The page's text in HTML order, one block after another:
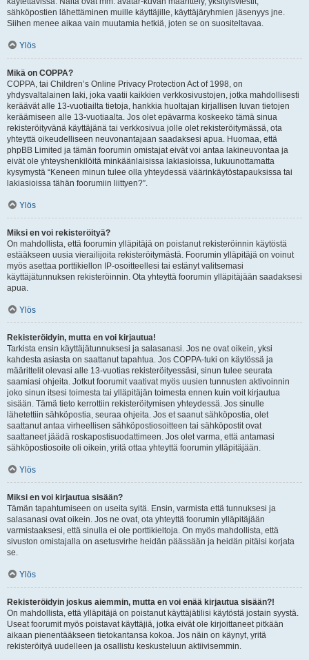
sähköpostien lähettäminen muille käyttäjille, käyttäjäryhmien jäsenyys jne.
Siihen menee aikaa vain muutamia hetkiä, joten se on suositeltavaa.
Ylös
Mikä on COPPA?
COPPA, tai Children’s Online Privacy Protection Act of 1998, on
yhdysvaltalainen laki, joka vaatii kaikkien verkkosivustojen, jotka mahdollisesti
keräävät alle 13-vuotiailta tietoja, hankkia huoltajan kirjallisen luvan tietojen
keräämiseen alle 13-vuotiaalta. Jos olet epävarma koskeeko tämä sinua
rekisteröityvänä käyttäjänä tai verkkosivua jolle olet rekisteröitymässä, ota
yhteyttä oikeudelliseen neuvonantajaan saadaksesi apua. Huomaa, että
phpBB Limited ja tämän foorumin omistajat eivät voi antaa lakineuvontaa ja
eivät ole yhteyshenkilöitä minkäänlaisissa lakiasioissa, lukuunottamatta
kysymystä “Keneen minun tulee olla yhteydessä väärinkäytöstapauksissa tai
lakiasioissa tähän foorumiin liittyen?”.
Ylös
Miksi en voi rekisteröityä?
On mahdollista, että foorumin ylläpitäjä on poistanut rekisteröinnin käytöstä
estääkseen uusia vierailijoita rekisteröitymästä. Foorumin ylläpitäjä on voinut
myös asettaa porttikiellon IP-osoitteellesi tai estänyt valitsemasi
käyttäjätunnuksen rekisteröinnin. Ota yhteyttä foorumin ylläpitäjään saadaksesi
apua.
Ylös
Rekisteröidyin, mutta en voi kirjautua!
Tarkista ensin käyttäjätunnuksesi ja salasanasi. Jos ne ovat oikein, yksi
kahdesta asiasta on saattanut tapahtua. Jos COPPA-tuki on käytössä ja
määrittelit olevasi alle 13-vuotias rekisteröityessäsi, sinun tulee seurata
saamiasi ohjeita. Jotkut foorumit vaativat myös uusien tunnusten aktivoinnin
joko sinun itsesi toimesta tai ylläpitäjän toimesta ennen kuin voit kirjautua
sisään. Tämä tieto kerrottiin rekisteröitymisen yhteydessä. Jos sinulle
lähetettiin sähköpostia, seuraa ohjeita. Jos et saanut sähköpostia, olet
saattanut antaa virheellisen sähköpostiosoitteen tai sähköpostit ovat
saattaneet jäädä roskapostisuodattimeen. Jos olet varma, että antamasi
sähköpostiosoite oli oikein, yritä ottaa yhteyttä foorumin ylläpitäjään.
Ylös
Miksi en voi kirjautua sisään?
Tämän tapahtumiseen on useita syitä. Ensin, varmista että tunnuksesi ja
salasanasi ovat oikein. Jos ne ovat, ota yhteyttä foorumin ylläpitäjään
varmistaaksesi, että sinulla ei ole porttikieltoja. On myös mahdollista, että
sivuston omistajalla on asetusvirhe heidän päässään ja heidän pitäisi korjata
se.
Ylös
Rekisteröidyin joskus aiemmin, mutta en voi enää kirjautua sisään?!
On mahdollista, että ylläpitäjä on poistanut käyttäjätilisi käytöstä jostain syystä.
Useat foorumit myös poistavat käyttäjiä, jotka eivät ole kirjoittaneet pitkään
aikaan pienentääkseen tietokantansa kokoa. Jos näin on käynyt, yritä
rekisteröityä uudelleen ja osallistu keskusteluun aktiivisemmin.